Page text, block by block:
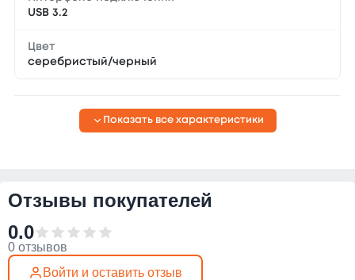
USB 3.2
Цвет
серебристый/черный
Показать все характеристики
Отзывы покупателей
0.0
0 отзывов
Войти и оставить отзыв